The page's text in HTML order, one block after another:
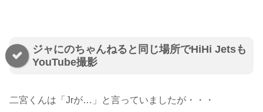
ジャにのちゃんねると同じ場所でHiHi Jetsも
YouTube撮影
二宮くんは「Jrが…」と言っていましたが・・・